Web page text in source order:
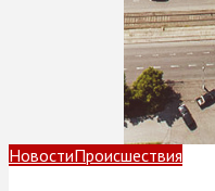
НовостиПроисшествия